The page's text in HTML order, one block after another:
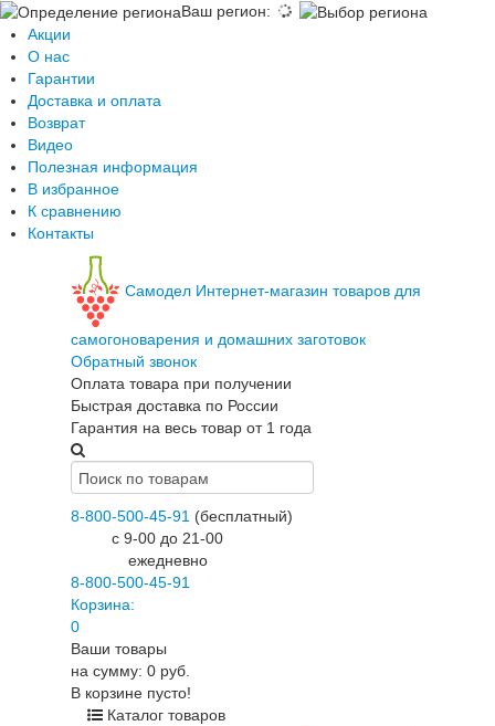
Ваш регион:
Акции
О нас
Гарантии
Доставка и оплата
Возврат
Видео
Полезная информация
В избранное
К сравнению
Контакты
Самодел Интернет-магазин товаров для
самогоноварения и домашних заготовок
Обратный звонок
Оплата товара при получении
Быстрая доставка по России
Гарантия на весь товар от 1 года
8-800-500-45-91 (бесплатный)
c 9-00 до 21-00
ежедневно
8-800-500-45-91
Корзина:
0
Ваши товары
на сумму: 0 руб.
В корзине пусто!
Каталог товаров